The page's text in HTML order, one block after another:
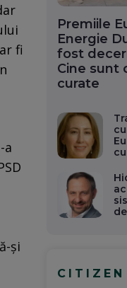
fi
a
și
Premiile
Energie
fost
Cine sunt
curate
CITIZEN